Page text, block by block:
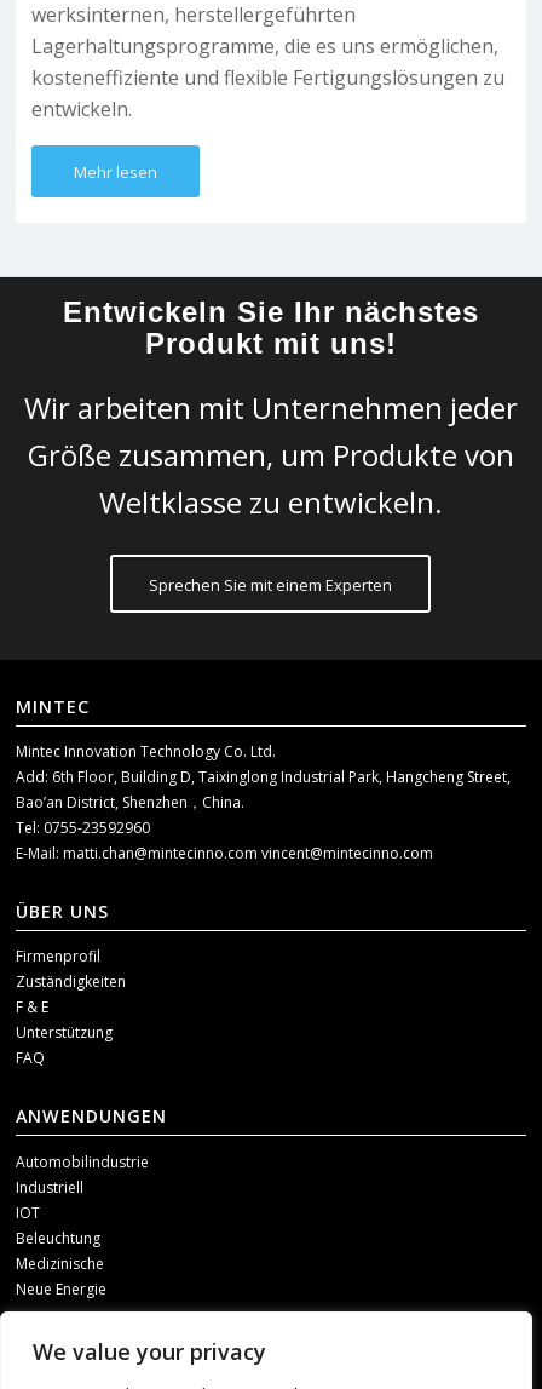
We value your privacy
werksinternen, herstellergeführten
Lagerhaltungsprogramme, die es uns ermöglichen,
kosteneffiziente und flexible Fertigungslösungen zu
entwickeln.
Mehr lesen
Entwickeln Sie Ihr nächstes
Produkt mit uns!
Wir arbeiten mit Unternehmen jeder
Größe zusammen, um Produkte von
Weltklasse zu entwickeln.
Sprechen Sie mit einem Experten
MINTEC
Mintec Innovation Technology Co. Ltd.
Add: 6th Floor, Building D, Taixinglong Industrial Park, Hangcheng Street,
Bao’an District, Shenzhen，China.
Tel: 0755-23592960
E-Mail:matti.chan@mintecinno.comvincent@mintecinno.com
ÜBER UNS
Firmenprofil
Zuständigkeiten
F & E
Unterstützung
FAQ
ANWENDUNGEN
Automobilindustrie
Industriell
IOT
Beleuchtung
Medizinische
Neue Energie
SOZIALE MEDIEN